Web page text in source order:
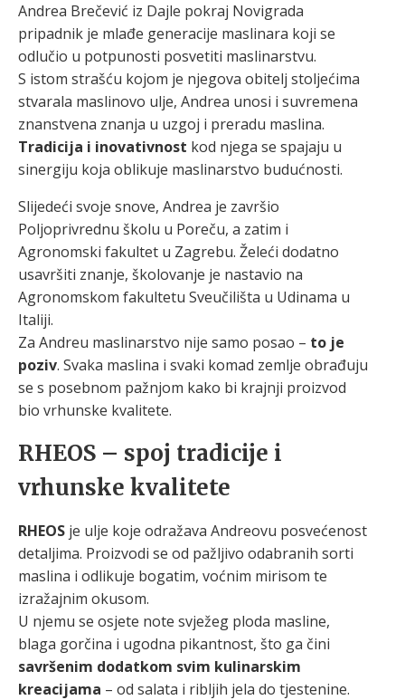
Andrea Brečević iz Dajle pokraj Novigrada
pripadnik je mlađe generacije maslinara koji se
odlučio u potpunosti posvetiti maslinarstvu.
S istom strašću kojom je njegova obitelj stoljećima
stvarala maslinovo ulje, Andrea unosi i suvremena
znanstvena znanja u uzgoj i preradu maslina.
Tradicija i inovativnost kod njega se spajaju u
sinergiju koja oblikuje maslinarstvo budućnosti.
Slijedeći svoje snove, Andrea je završio
Poljoprivrednu školu u Poreču, a zatim i
Agronomski fakultet u Zagrebu. Želeći dodatno
usavršiti znanje, školovanje je nastavio na
Agronomskom fakultetu Sveučilišta u Udinama u
Italiji.
Za Andreu maslinarstvo nije samo posao – to je
poziv. Svaka maslina i svaki komad zemlje obrađuju
se s posebnom pažnjom kako bi krajnji proizvod
bio vrhunske kvalitete.
RHEOS – spoj tradicije i
vrhunske kvalitete
RHEOS je ulje koje odražava Andreovu posvećenost
detaljima. Proizvodi se od pažljivo odabranih sorti
maslina i odlikuje bogatim, voćnim mirisom te
izražajnim okusom.
U njemu se osjete note svježeg ploda masline,
blaga gorčina i ugodna pikantnost, što ga čini
savršenim dodatkom svim kulinarskim
kreacijama – od salata i ribljih jela do tjestenine.